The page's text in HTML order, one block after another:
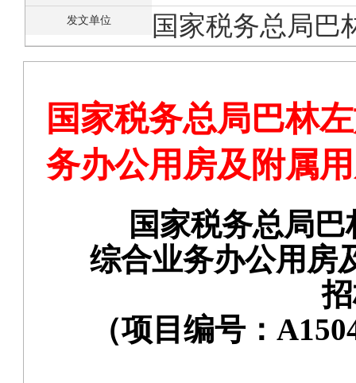
务办公用房及附属
国家税务总局
综合业务办公用